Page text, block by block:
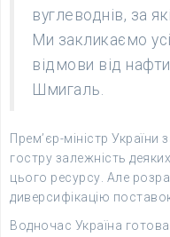
вуглеводнів, за
Ми закликаємо
відмови від
Шмигаль.
Прем’єр-міністр України
гостру залежність
цього ресурсу. Але
диверсифікацію
Водночас Україна